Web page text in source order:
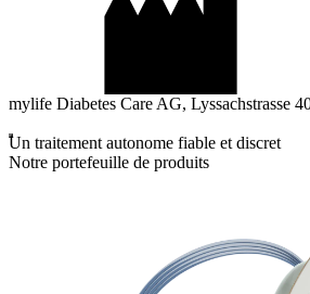
mylife Diabetes Care AG, Lyssachstrasse
Un traitement autonome fiable et discret
Notre portefeuille de produits